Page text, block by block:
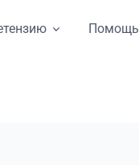
Помощь